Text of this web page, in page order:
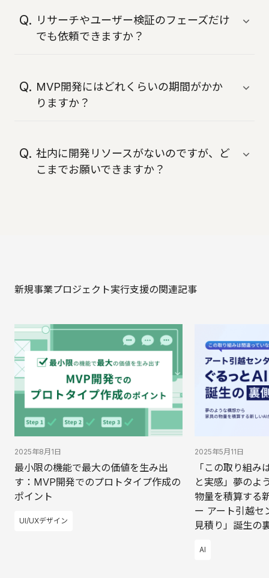
能です。仮説構築・ビジネス要求の整理から
伴走します。
リサーチやユーザー検証のフェーズだけ
でも依頼できますか？
ーザーテストなど、フェーズ単位でのご依頼
も対応可能です。
MVP開発にはどれくらいの期間がかか
りますか？
で3~6ヶ月を目安に短期スプリントでの支援
実績があります。
社内に開発リソースがないのですが、ど
こまでお願いできますか？
新規事業プロジェクト実行支援の関連記事
2025年8月1日
最小限の機能で最大の価値を生み出
す：MVP開発でのプロトタイプ作成の
ポイント
UI/UXデザイン
2025年5月11日
「この取り組み
と実感」夢のよ
物量を積算する
ー アート引越セ
見積り」誕生の
AI